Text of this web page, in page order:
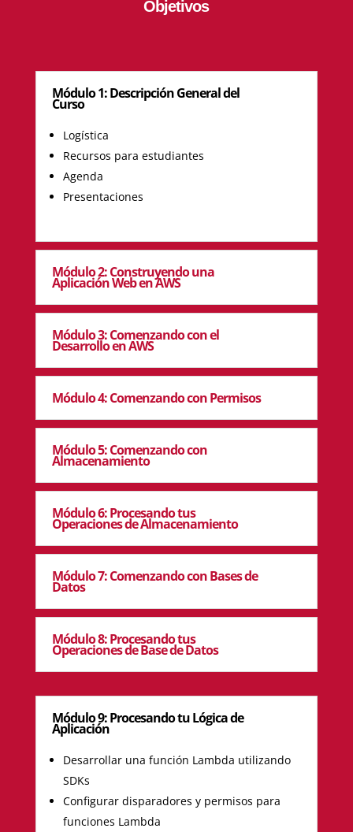
Objetivos
Módulo 1: Descripción General del
Curso
Logística
Recursos para estudiantes
Agenda
Presentaciones
Módulo 2: Construyendo una
Aplicación Web en AWS
Módulo 3: Comenzando con el
Desarrollo en AWS
Módulo 4: Comenzando con Permisos
Módulo 5: Comenzando con
Almacenamiento
Módulo 6: Procesando tus
Operaciones de Almacenamiento
Módulo 7: Comenzando con Bases de
Datos
Módulo 8: Procesando tus
Operaciones de Base de Datos
Módulo 9: Procesando tu Lógica de
Aplicación
Desarrollar una función Lambda utilizando
SDKs
Configurar disparadores y permisos para
funciones Lambda